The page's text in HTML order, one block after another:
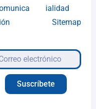
ialidad
Sitemap
Suscríbete